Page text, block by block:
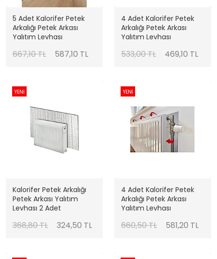
5 Adet Kalorifer Petek
Arkalığı Petek Arkası
Yalıtım Levhası
667,10 TL 587,10 TL
4 Adet Kalorifer Petek
Arkalığı Petek Arkası
Yalıtım Levhası
533,00 TL 469,10 TL
YENİ
Kalorifer Petek Arkalığı
Petek Arkası Yalıtım
Levhası 2 Adet
368,80 TL 324,50 TL
YENİ
4 Adet Kalorifer Petek
Arkalığı Petek Arkası
Yalıtım Levhası
660,50 TL 581,20 TL